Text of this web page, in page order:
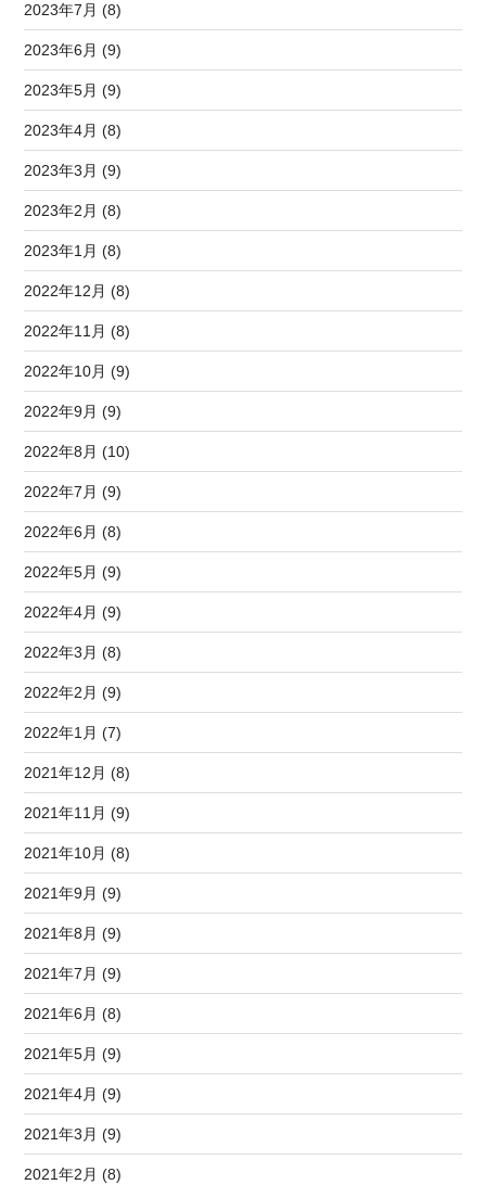
2023年7月 (8)
2023年6月 (9)
2023年5月 (9)
2023年4月 (8)
2023年3月 (9)
2023年2月 (8)
2023年1月 (8)
2022年12月 (8)
2022年11月 (8)
2022年10月 (9)
2022年9月 (9)
2022年8月 (10)
2022年7月 (9)
2022年6月 (8)
2022年5月 (9)
2022年4月 (9)
2022年3月 (8)
2022年2月 (9)
2022年1月 (7)
2021年12月 (8)
2021年11月 (9)
2021年10月 (8)
2021年9月 (9)
2021年8月 (9)
2021年7月 (9)
2021年6月 (8)
2021年5月 (9)
2021年4月 (9)
2021年3月 (9)
2021年2月 (8)